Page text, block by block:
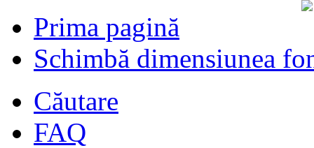
Prima pagină
Schimbă dimensiunea
Căutare
FAQ